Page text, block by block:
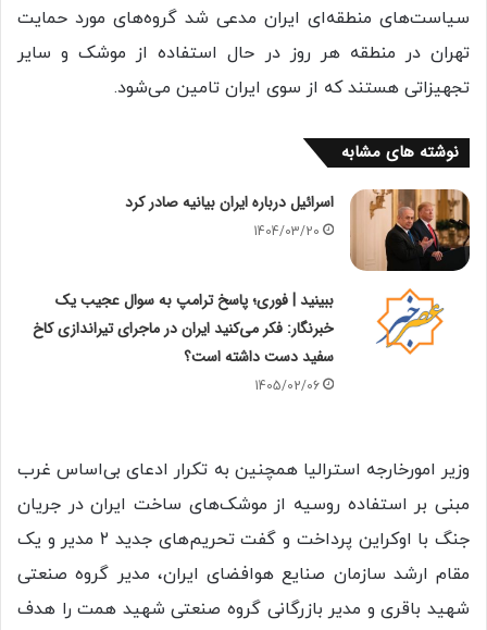
سیاست‌های منطقه‌ای ایران مدعی شد گروه‌های مورد حمایت
تهران در منطقه هر روز در حال استفاده از موشک‌ و سایر
تجهیزاتی هستند که از سوی ایران تامین می‌شود.
نوشته های مشابه
اسرائیل درباره ایران بیانیه صادر کرد
1404/03/20
ببینید | فوری؛ پاسخ ترامپ به سوال عجیب یک
خبرنگار: فکر می‌کنید ایران در ماجرای تیراندازی کاخ
سفید دست داشته است؟
1405/02/06
وزیر امورخارجه استرالیا همچنین به تکرار ادعای بی‌اساس غرب
مبنی بر استفاده روسیه از موشک‌های ساخت ایران در جریان
جنگ با اوکراین پرداخت و گفت تحریم‌های جدید ۲ مدیر و یک
مقام ارشد سازمان صنایع هوافضای ایران، مدیر گروه صنعتی
شهید باقری و مدیر بازرگانی گروه صنعتی شهید همت را هدف